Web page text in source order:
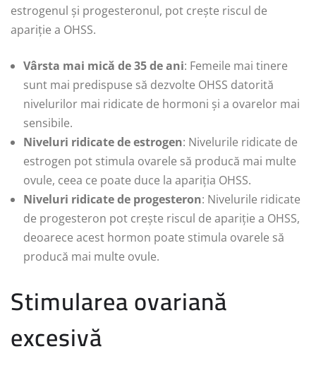
estrogenul și progesteronul, pot crește riscul de
apariție a OHSS.
Vârsta mai mică de 35 de ani: Femeile mai tinere
sunt mai predispuse să dezvolte OHSS datorită
nivelurilor mai ridicate de hormoni și a ovarelor mai
sensibile.
Niveluri ridicate de estrogen: Nivelurile ridicate de
estrogen pot stimula ovarele să producă mai multe
ovule, ceea ce poate duce la apariția OHSS.
Niveluri ridicate de progesteron: Nivelurile ridicate
de progesteron pot crește riscul de apariție a OHSS,
deoarece acest hormon poate stimula ovarele să
producă mai multe ovule.
Stimularea ovariană
excesivă